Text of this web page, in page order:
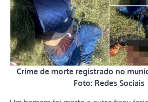
Crime de morte registrado no
Foto: Redes Sociais